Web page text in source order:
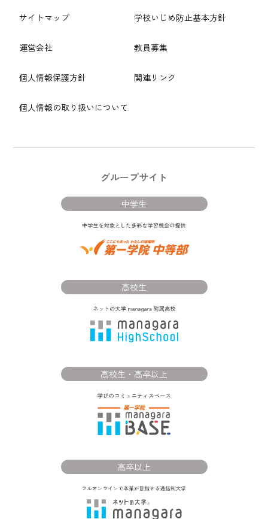
サイトマップ
運営会社
個人情報保護方針
個人情報の取り扱いについて
学校いじめ防止基本方針
教員募集
関連リンク
グループサイト
中学生
高校生
高校生・高卒以上
高卒以上